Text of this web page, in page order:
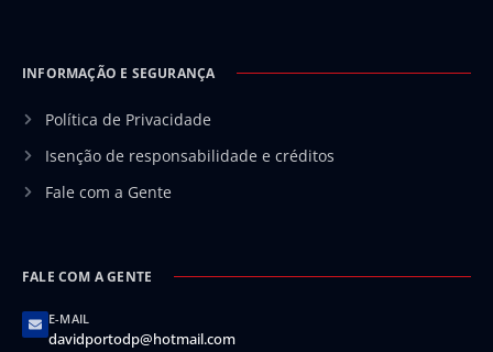
INFORMAÇÃO E SEGURANÇA
Política de Privacidade
Isenção de responsabilidade e créditos
Fale com a Gente
FALE COM A GENTE
E-MAIL
davidportodp@hotmail.com